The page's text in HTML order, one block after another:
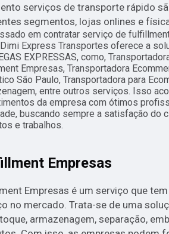
serviços de transporte rápido
segmentos, lojas onlines e
em contratar serviço de
Express Transportes oferece a
EXPRESSAS, como,
Empresas, Transportadora
São Paulo, Transportadora para
entre outros serviços. Isso
da empresa com ótimos
buscando sempre a satisfação do
e trabalhos.
Empresas
Empresas é um serviço que
no mercado. Trata-se de uma
armazenagem, separação,